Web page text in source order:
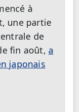
à
une partie
de
fin août,a
japonais